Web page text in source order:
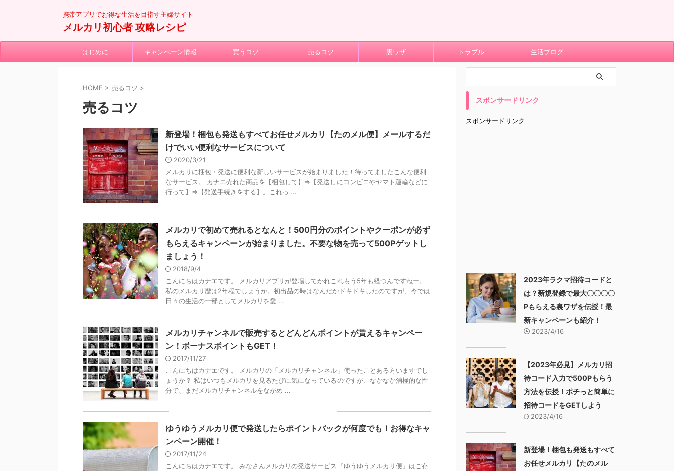
携帯アプリでお得な生活を目指す主婦サイト
メルカリ初心者 攻略レシピ
はじめに キャンペーン情報 買うコツ 売るコツ 裏ワザ トラブル 生活ブログ
HOME > 売るコツ >
売るコツ
新登場！梱包も発送もすべてお任せメルカリ【たのメル便】メールするだ
けでいい便利なサービスについて
2020/3/21
メルカリに梱包・発送に便利な新しいサービスが始まりました！待ってましたこんな便利
なサービス。 カナエ売れた商品を【梱包して】⇒【発送しにコンビニやヤマト運輸などに
行って】⇒【発送手続きをする】。これっ ...
メルカリで初めて売れるとなんと！500円分のポイントやクーポンが必ず
もらえるキャンペーンが始まりました。不要な物を売って500Pゲットし
ましょう！
2018/9/4
こんにちはカナエです。 メルカリアプリが登場してかれこれもう5年も経つんですねー。
私のメルカリ歴は2年程でしょうか。初出品の時はなんだかドキドキしたのですが、今では
日々の生活の一部としてメルカリを愛 ...
メルカリチャンネルで販売するとどんどんポイントが貰えるキャンペー
ン！ボーナスポイントもGET！
2017/11/27
こんにちはカナエです。 メルカリの「メルカリチャンネル」使ったことある方いますでし
ょうか？ 私はいつもメルカリを見るたびに気になっているのですが、なかなか消極的な性
分で、まだメルカリチャンネルをながめ ...
ゆうゆうメルカリ便で発送したらポイントバックが何度でも！お得なキャ
ンペーン開催！
2017/11/24
こんにちはカナエです。 みなさんメルカリの発送サービス『ゆうゆうメルカリ便』はご存
スポンサードリンク
スポンサードリンク
2023年ラクマ招待コードと
は？新規登録で最大〇〇〇〇
Pもらえる裏ワザを伝授！最
新キャンペーンも紹介！
2023/4/16
【2023年必見】メルカリ招
待コード入力で500Pもらう
方法を伝授！ポチっと簡単に
招待コードをGETしよう
2023/4/16
新登場！梱包も発送もすべて
お任せメルカリ【たのメル